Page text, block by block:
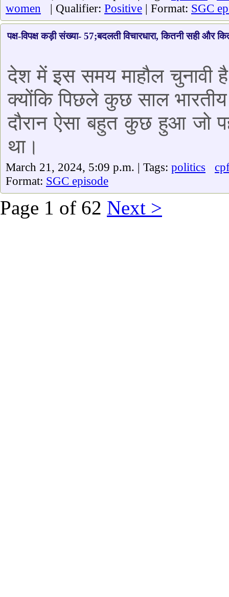
women | Qualifier: Positive | Format: SGC
पक्ष-विपक्ष कड़ी संख्या- 57;बदलती विचारधारा, कितनी सही और
देश में इस समय माहौल चुनावी
क्योंकि पिछले कुछ साल
दौरान ऐसा बहुत कुछ हुआ जो
था।
March 21, 2024, 5:09 p.m. | Tags: politics
Format: SGC episode
Page 1 of 62 Next >